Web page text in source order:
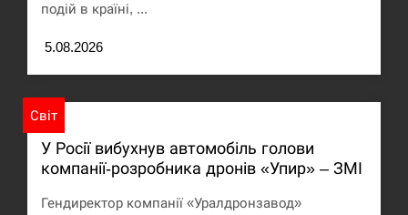
подій в країні, ...
5.08.2026
Світ
У Росії вибухнув автомобіль голови
компанії-розробника дронів «Упир» – ЗМІ
Гендиректор компанії «Уралдронзавод»